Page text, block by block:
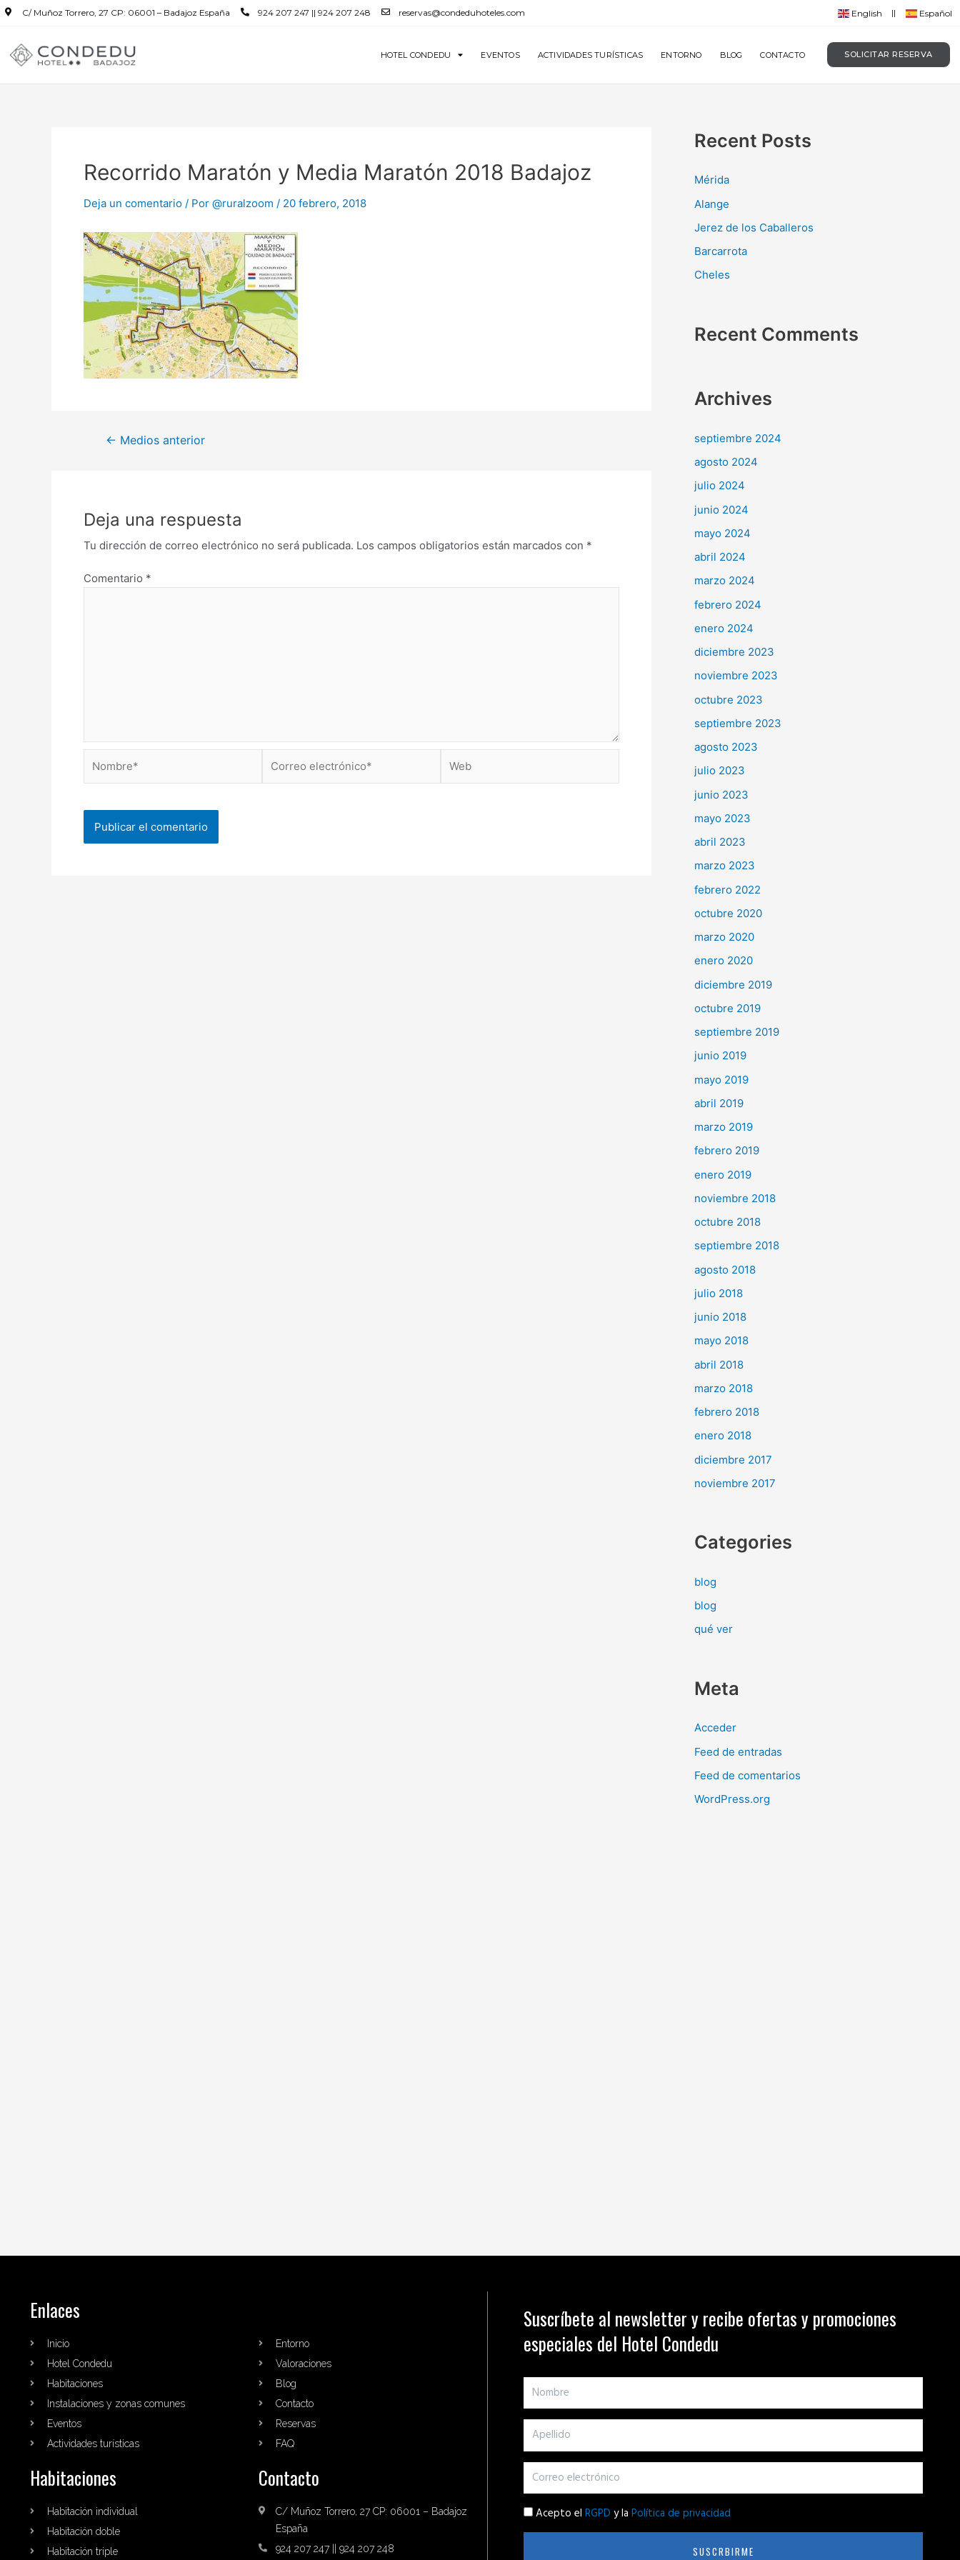
C/ Muñoz Torrero, 27 CP: 06001 – Badajoz España 924 207 247 || 924 207 248 reservas@condeduhoteles.com English Español
HOTEL CONDEDU EVENTOS ACTIVIDADES TURÍSTICAS ENTORNO BLOG CONTACTO SOLICITAR RESERVA
Recorrido Maratón y Media Maratón 2018 Badajoz
Deja un comentario / Por @ruralzoom / 20 febrero, 2018
← Medios anterior
Deja una respuesta
Tu dirección de correo electrónico no será publicada. Los campos obligatorios están marcados con *
Comentario *
Recent Posts
Mérida
Alange
Jerez de los Caballeros
Barcarrota
Cheles
Recent Comments
Archives
septiembre 2024
agosto 2024
julio 2024
junio 2024
mayo 2024
abril 2024
marzo 2024
febrero 2024
enero 2024
diciembre 2023
noviembre 2023
octubre 2023
septiembre 2023
agosto 2023
julio 2023
junio 2023
mayo 2023
abril 2023
marzo 2023
febrero 2022
octubre 2020
marzo 2020
enero 2020
diciembre 2019
octubre 2019
septiembre 2019
junio 2019
mayo 2019
abril 2019
marzo 2019
febrero 2019
enero 2019
noviembre 2018
octubre 2018
septiembre 2018
agosto 2018
julio 2018
junio 2018
mayo 2018
abril 2018
marzo 2018
febrero 2018
enero 2018
diciembre 2017
noviembre 2017
Categories
blog
blog
qué ver
Meta
Acceder
Feed de entradas
Feed de comentarios
WordPress.org
Enlaces
Inicio
Hotel Condedu
Habitaciones
Instalaciones y zonas comunes
Eventos
Actividades turísticas
Entorno
Valoraciones
Blog
Contacto
Reservas
FAQ
Habitaciones
Habitación individual
Habitación doble
Habitación triple
Contacto
C/ Muñoz Torrero, 27 CP: 06001 – Badajoz
España
924 207 247 || 924 207 248
Suscríbete al newsletter y recibe ofertas y promociones
especiales del Hotel Condedu
Acepto el RGPD y la Política de privacidad
SUSCRBIRME